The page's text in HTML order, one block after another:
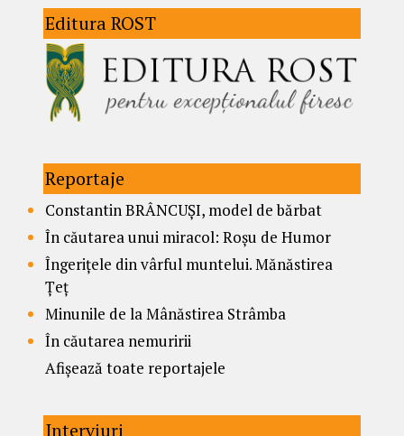
Editura ROST
Reportaje
Constantin BRÂNCUȘI, model de bărbat
În căutarea unui miracol: Roșu de Humor
Îngerițele din vârful muntelui. Mănăstirea
Țeț
Minunile de la Mânăstirea Strâmba
În căutarea nemuririi
Afișează toate reportajele
Interviuri